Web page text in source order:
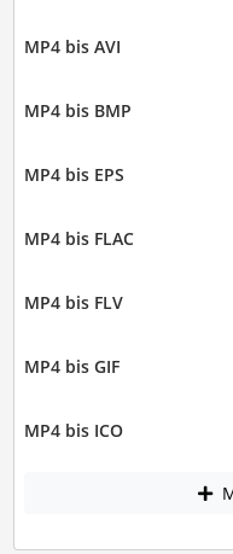
MP4 bis AVI
MP4 bis BMP
MP4 bis EPS
MP4 bis FLAC
MP4 bis FLV
MP4 bis GIF
MP4 bis ICO